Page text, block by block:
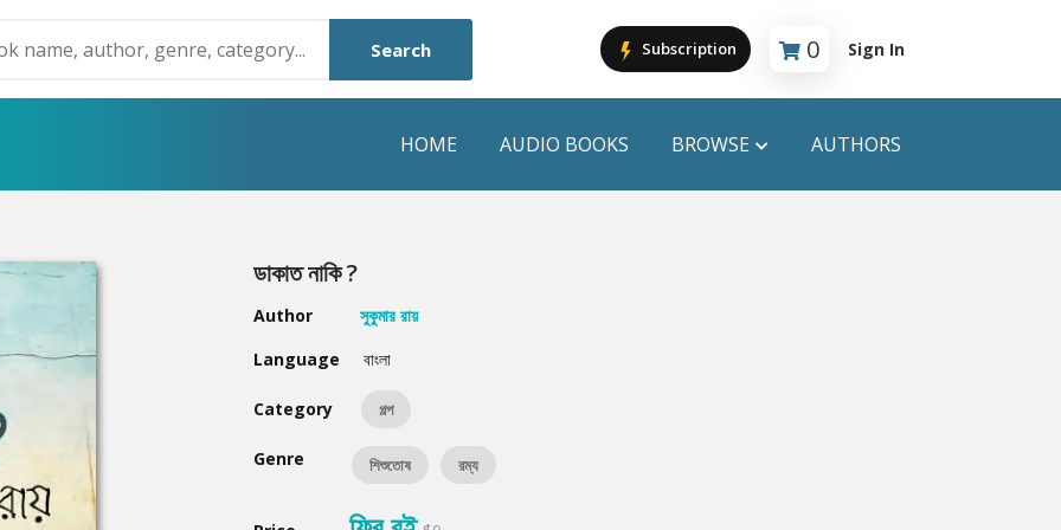
Search Subscription 0
Cart is empty
Sign In
HOME AUDIO BOOKS BROWSE
Humayun Ahmed
Mouri Morium
AUTHORS
ডাকাত নাকি ?
Author
সুকুমার রায়
Language
বাংলা
Category গল্প
Genre শিশুতোষ রম্য